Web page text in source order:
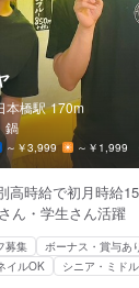
本橋駅 170m
鍋
～￥3,999 ～￥1,999
高時給で初月時給
ん・学生さん活躍
募集 ボーナス・賞与あ
イルOK シニア・ミド